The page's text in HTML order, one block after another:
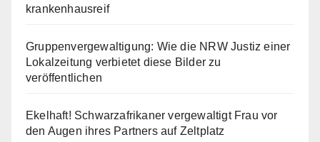
krankenhausreif
Gruppenvergewaltigung: Wie die NRW Justiz einer
Lokalzeitung verbietet diese Bilder zu
veröffentlichen
Ekelhaft! Schwarzafrikaner vergewaltigt Frau vor
den Augen ihres Partners auf Zeltplatz